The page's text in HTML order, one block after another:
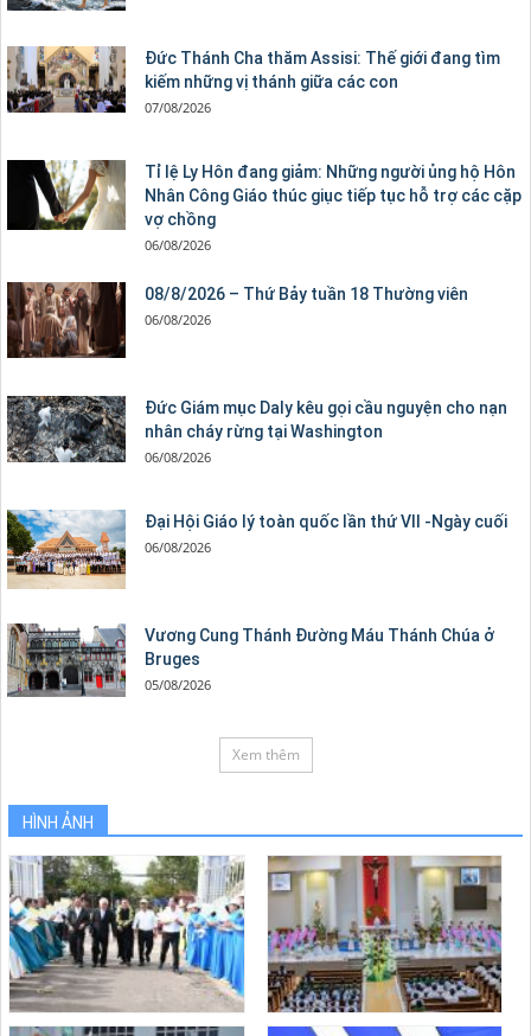
Đức Thánh Cha thăm Assisi: Thế giới đang tìm
kiếm những vị thánh giữa các con
07/08/2026
Tỉ lệ Ly Hôn đang giảm: Những người ủng hộ Hôn
Nhân Công Giáo thúc giục tiếp tục hỗ trợ các cặp
vợ chồng
06/08/2026
08/8/2026 – Thứ Bảy tuần 18 Thường viên
06/08/2026
Đức Giám mục Daly kêu gọi cầu nguyện cho nạn
nhân cháy rừng tại Washington
06/08/2026
Đại Hội Giáo lý toàn quốc lần thứ VII -Ngày cuối
06/08/2026
Vương Cung Thánh Ðường Máu Thánh Chúa ở
Bruges
05/08/2026
Xem thêm
HÌNH ẢNH